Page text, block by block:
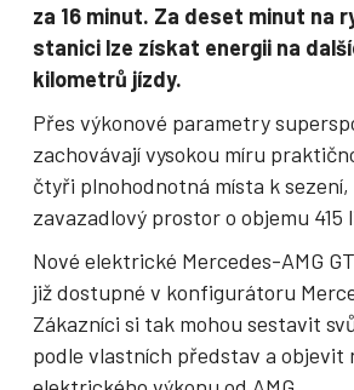
za 16 minut. Za deset minut na
stanici lze získat energii na
kilometrů jízdy.
Přes výkonové parametry
zachovávají vysokou míru
čtyři plnohodnotná místa k
zavazadlový prostor o objemu 415
Nové elektrické Mercedes-AMG
již dostupné v konfigurátoru
Zákazníci si tak mohou sestavit
podle vlastních představ a objevit